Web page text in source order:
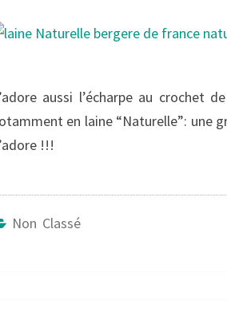
aussi l’écharpe au crochet
en laine “Naturelle”: une
!!!
Non Classé